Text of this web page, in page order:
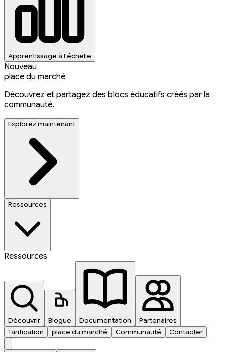
Apprentissage à l'échelle
Nouveau
place du marché
Découvrez et partagez des blocs éducatifs créés par la
communauté.
Explorez maintenant
Ressources
Ressources
Découvrir Blogue Documentation
Partenaires
Tarification
place du marché Communauté Contacter